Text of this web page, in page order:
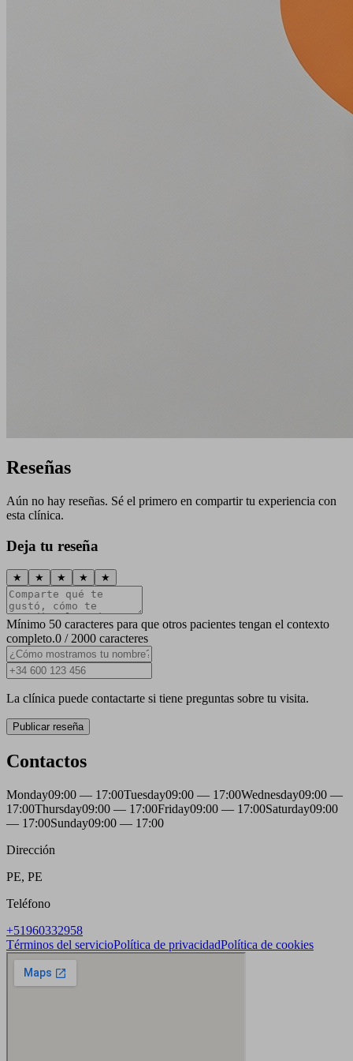
Reseñas
Aún no hay reseñas. Sé el primero en compartir tu experiencia con
esta clínica.
Deja tu reseña
★ ★ ★ ★ ★
Mínimo 50 caracteres para que otros pacientes tengan el contexto
completo.0 / 2000 caracteres
La clínica puede contactarte si tiene preguntas sobre tu visita.
Publicar reseña
Contactos
Monday09:00 — 17:00Tuesday09:00 — 17:00Wednesday09:00 —
17:00Thursday09:00 — 17:00Friday09:00 — 17:00Saturday09:00
— 17:00Sunday09:00 — 17:00
Dirección
PE, PE
Teléfono
+51960332958
Términos del servicioPolítica de privacidadPolítica de cookies